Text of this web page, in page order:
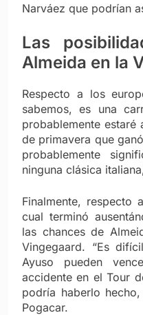
Narváez que podrían
Las
Almeida en la
Respecto a los
sabemos, es una
probablemente estaré
de primavera que
probablemente
ninguna clásica
Finalmente, respecto
cual terminó
las chances de
Vingegaard. “Es
Ayuso pueden
accidente en el Tour
podría haberlo
Pogacar.